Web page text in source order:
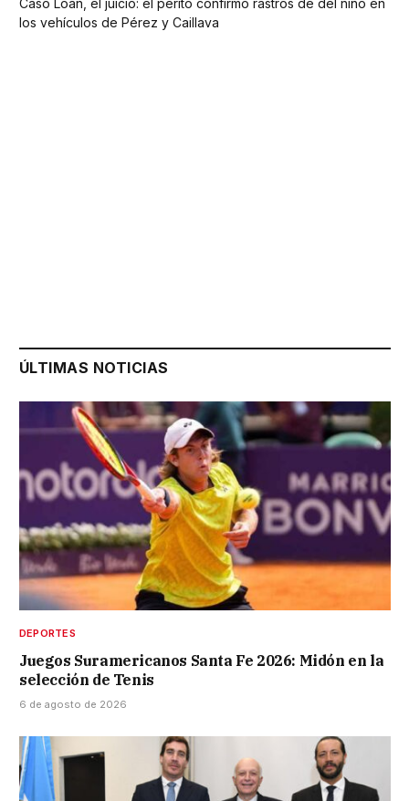
Caso Loan, el juicio: el perito confirmó rastros de del niño en
los vehículos de Pérez y Caillava
ÚLTIMAS NOTICIAS
DEPORTES
Juegos Suramericanos Santa Fe 2026: Midón en la
selección de Tenis
6 de agosto de 2026